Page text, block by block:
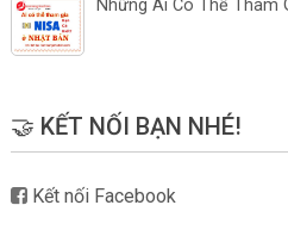
Những Ai Có Thể Tham
🤝 KẾT NỐI BẠN NHÉ!
Kết nối Facebook